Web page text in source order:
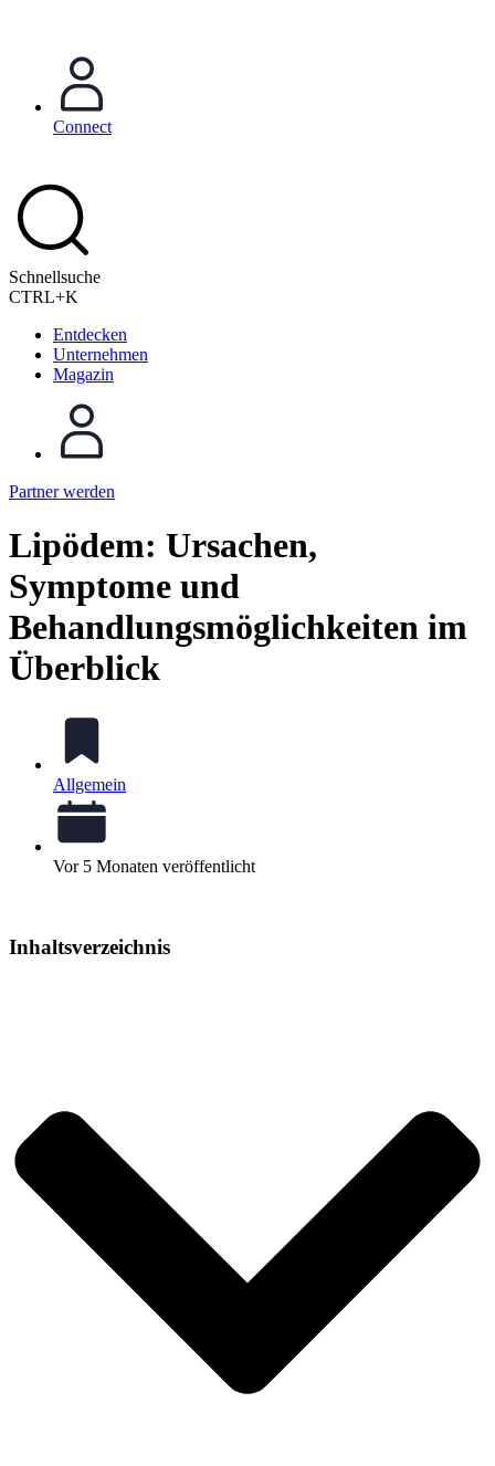
Connect
Schnellsuche
CTRL+K
Entdecken
Unternehmen
Magazin
Partner werden
Lipödem: Ursachen,
Symptome und
Behandlungsmöglichkeiten im
Überblick
Allgemein
Vor 5 Monaten veröffentlicht
Inhaltsverzeichnis